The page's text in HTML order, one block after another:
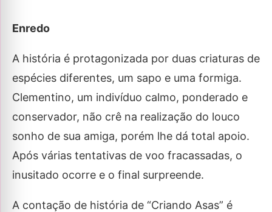
Enredo
A história é protagonizada por duas criaturas de
espécies diferentes, um sapo e uma formiga.
Clementino, um indivíduo calmo, ponderado e
conservador, não crê na realização do louco
sonho de sua amiga, porém lhe dá total apoio.
Após várias tentativas de voo fracassadas, o
inusitado ocorre e o final surpreende.
A contação de história de “Criando Asas” é